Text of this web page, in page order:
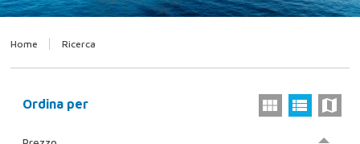
Home Ricerca
Ordina per